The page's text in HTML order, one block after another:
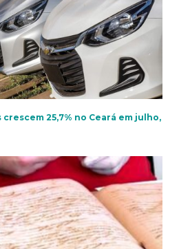
25,7% no Ceará em julho,